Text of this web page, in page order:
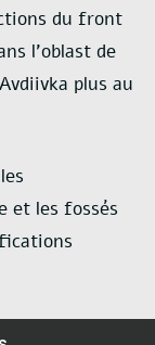
du front
l’oblast de
plus au
et les fossés